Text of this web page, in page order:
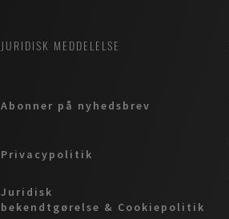
JURIDISK MEDDELELSE
Abonner på nyhedsbrev
Privacypolitik
Juridisk
bekendtgørelse & Cookiepolitik